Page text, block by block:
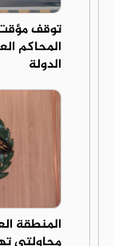
توقف
المحاكم
الدولة
المنطقة